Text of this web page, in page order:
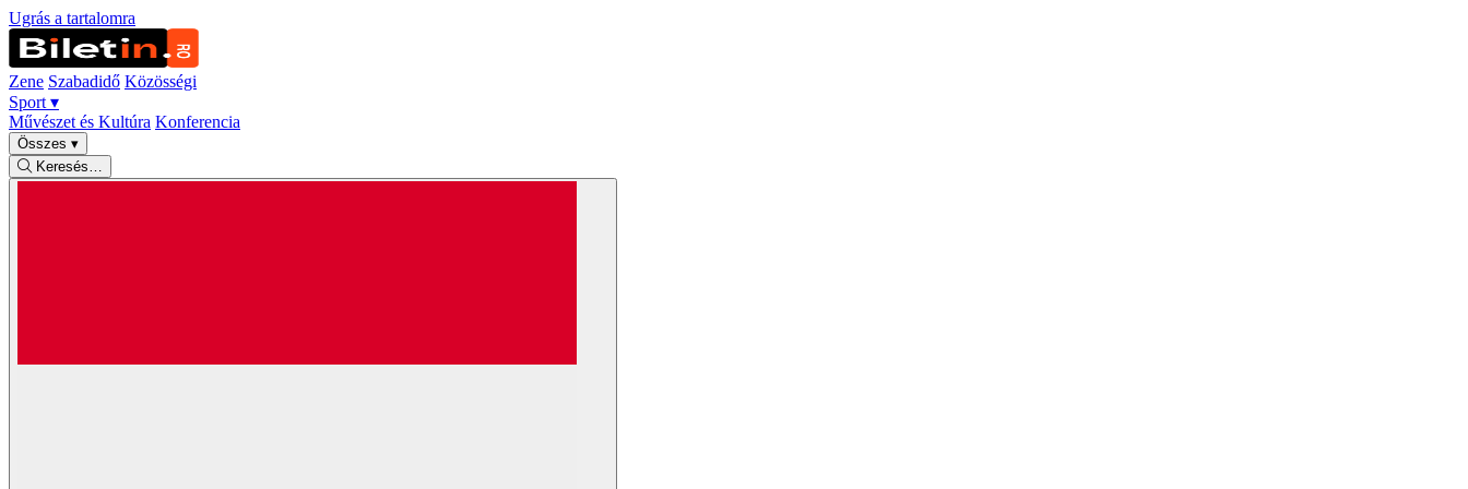
Ugrás a tartalomra
Zene Szabadidő Közösségi
Sport ▾
Művészet és Kultúra Konferencia
Összes ▾
Keresés…